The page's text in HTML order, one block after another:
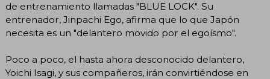
de entrenamiento llamadas "BLUE LOCK". Su
entrenador, Jinpachi Ego, afirma que lo que Japón
necesita es un "delantero movido por el egoísmo".
Poco a poco, el hasta ahora desconocido delantero,
Yoichi Isagi, y sus compañeros, irán convirtiéndose en